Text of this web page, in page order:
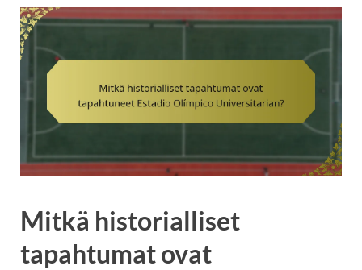
Mitkä historialliset
tapahtumat ovat